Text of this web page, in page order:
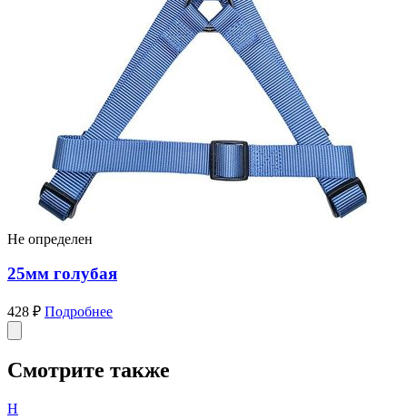
Не определен
25мм голубая
428 ₽ Подробнее
Смотрите также
Н